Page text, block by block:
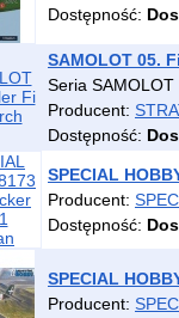
Dostępność:
SAMOLOT 05.
Seria SAMOLOT
Producent:
Dostępność:
SPECIAL
Producent:
Dostępność:
SPECIAL
Producent: